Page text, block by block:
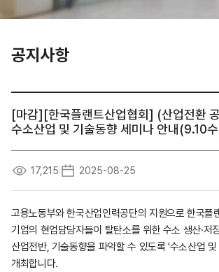
공지사항
[마감][한국플랜트산업협회] (산업전환
수소산업 및 기술동향 세미나 안내(9.10
17,215 2025-08-25
고용노동부와 한국산업인력공단의 지원으로 한국플
기업의 현업담당자들이 탈탄소를 위한 수소 생산·저
산업전반, 기술동향을 파악할 수 있도록 '수소산업
개최합니다.